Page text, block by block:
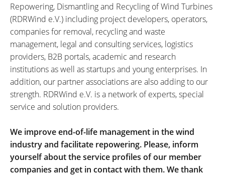
Repowering, Dismantling and Recycling of Wind Turbines
(RDRWind e.V.) including project developers, operators,
companies for removal, recycling and waste
management, legal and consulting services, logistics
providers, B2B portals, academic and research
institutions as well as startups and young enterprises. In
addition, our partner associations are also adding to our
strength. RDRWind e.V. is a network of experts, special
service and solution providers.
We improve end-of-life management in the wind
industry and facilitate repowering. Please, inform
yourself about the service profiles of our member
companies and get in contact with them. We thank